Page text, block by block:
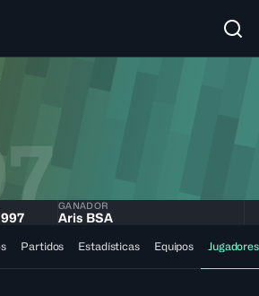
GANADOR
Aris BSA
Partidos Estadísticas Equipos Jugadores